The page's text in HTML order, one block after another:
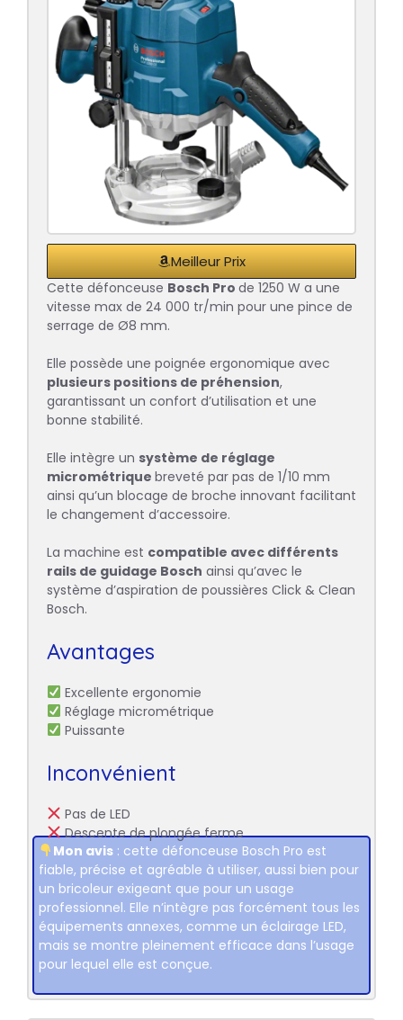
Meilleur Prix
Cette défonceuse Bosch Pro de 1250 W a une
vitesse max de 24 000 tr/min pour une pince de
serrage de Ø8 mm.
Elle possède une poignée ergonomique avec
plusieurs positions de préhension,
garantissant un confort d’utilisation et une
bonne stabilité.
Elle intègre un système de réglage
micrométrique breveté par pas de 1/10 mm
ainsi qu’un blocage de broche innovant facilitant
le changement d’accessoire.
La machine est compatible avec différents
rails de guidage Bosch ainsi qu’avec le
système d’aspiration de poussières Click & Clean
Bosch.
Avantages
Excellente ergonomie
Réglage micrométrique
Puissante
Inconvénient
Pas de LED
Descente de plongée ferme
Mon avis: cette défonceuse Bosch Pro est
fiable, précise et agréable à utiliser, aussi bien pour
un bricoleur exigeant que pour un usage
professionnel. Elle n’intègre pas forcément tous les
équipements annexes, comme un éclairage LED,
mais se montre pleinement efficace dans l’usage
pour lequel elle est conçue.